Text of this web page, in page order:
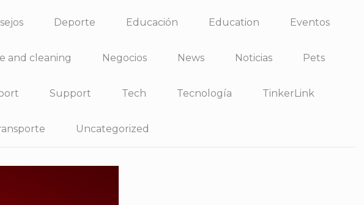
Deporte Educación Education Eventos
and cleaning Negocios News Noticias Pets
Support Tech Tecnología TinkerLink
Uncategorized